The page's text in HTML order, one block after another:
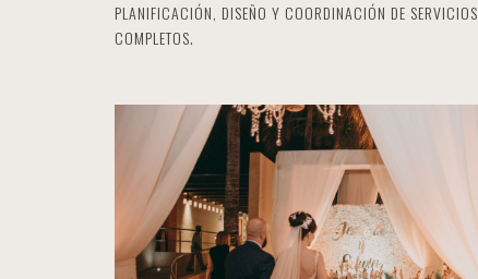
PLANIFICACIÓN, DISEÑO Y COORDINACIÓN DE SERVICIOS
COMPLETOS.